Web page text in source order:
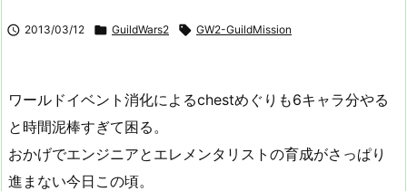
 2013/03/12  GuildWars2  GW2-GuildMission
ワールドイベント消化によるchestめぐりも6キャラ分やる
と時間泥棒すぎて困る。
おかげでエンジニアとエレメンタリストの育成がさっぱり
進まない今日この頃。